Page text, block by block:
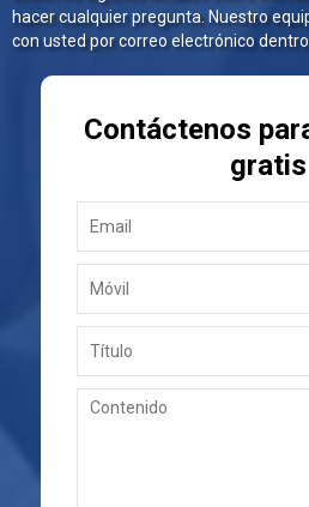
hacer cualquier pregunta. Nuestro
con usted por correo electrónico
Contáctenos
gratis